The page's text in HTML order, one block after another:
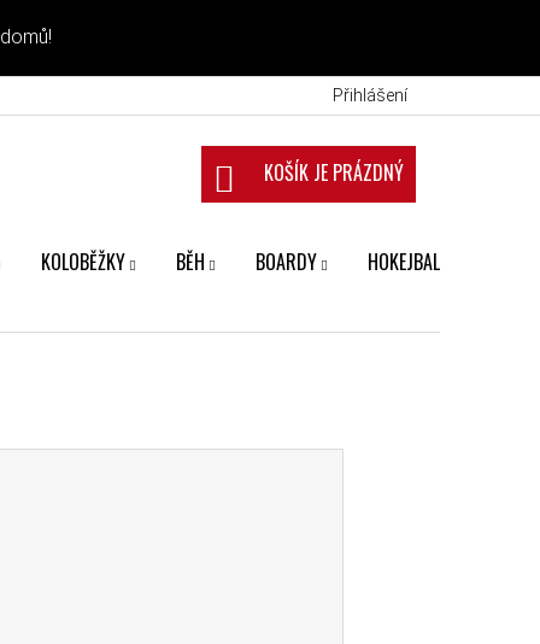
Přihlášení
NÁKUPNÍ KOŠÍK
KOLOBĚŽKY BĚH BOARDY HOKEJBAL